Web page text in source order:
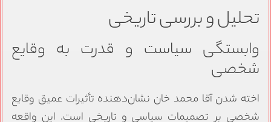
تحلیل و بررسی تاریخی
وابستگی سیاست و قدرت به وقایع
شخصی
اخته شدن آقا محمد خان نشان‌دهنده تأثیرات عمیق وقایع
شخصی بر تصمیمات سیاسی و تاریخی است. این واقعه